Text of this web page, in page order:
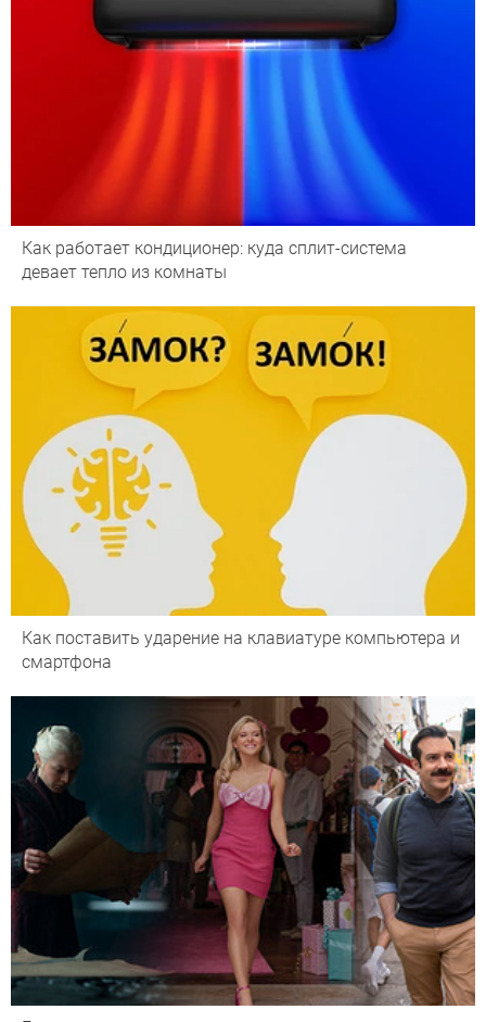
Как работает кондиционер: куда сплит-система
девает тепло из комнаты
Как поставить ударение на клавиатуре компьютера и
смартфона